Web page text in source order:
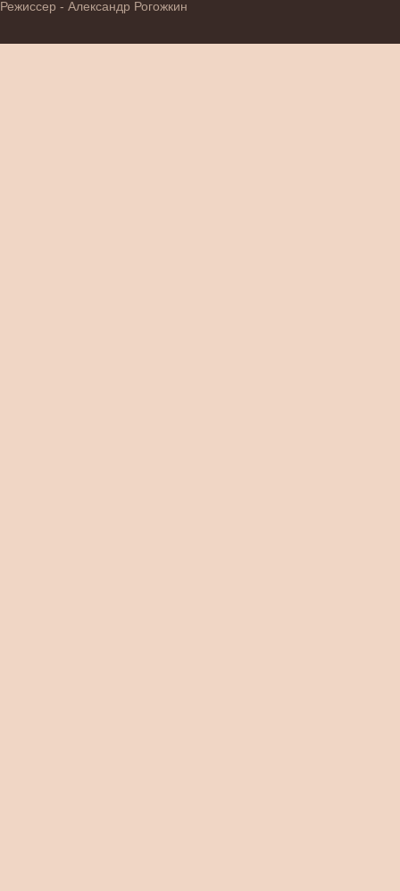
Режиссер - Александр Рогожкин